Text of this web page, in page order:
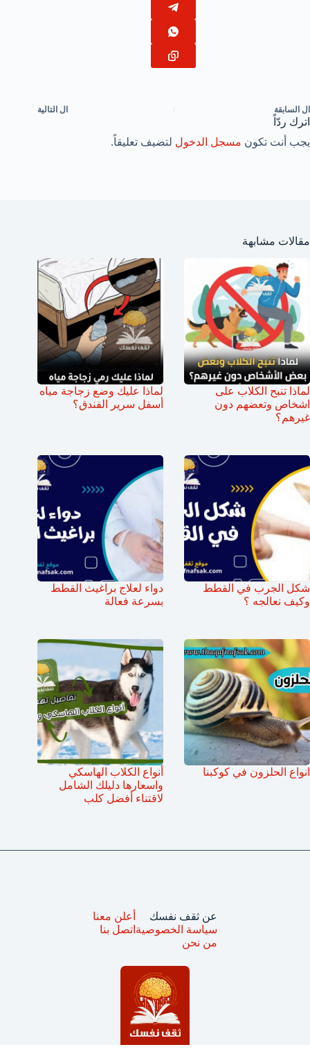
ال السابقة ال التالية
اترك ردّاً
يجب أنت تكون مسجل الدخول لتضيف تعليقاً.
مقالات مشابهة
لماذا تنبح الكلاب على
اشخاص وتعضهم دون
غيرهم؟
لماذا عليك وضع زجاجة مياه
أسفل سرير الفندق؟
شكل الجرب في القطط
وكيف نعالجه ؟
دواء لعلاج براغيث القطط
بسرعة فعالة
انواع الحلزون في كوكبنا
أنواع الكلاب الهاسكي
واسعارها دليلك الشامل
لاقتناء أفضل كلب
عن ثقف نفسك
سياسة الخصوصية
من نحن
أعلن معنا
اتصل بنا